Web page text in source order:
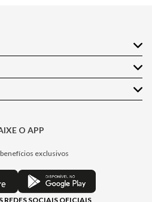
O APP
exclusivos
REDES SOCIAIS OFICIAIS